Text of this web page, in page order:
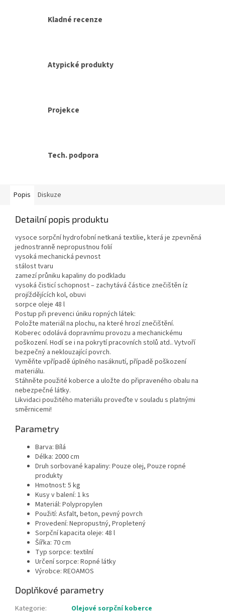
Kladné recenze
Atypické produkty
Projekce
Tech. podpora
Popis Diskuze
Detailní popis produktu
vysoce sorpční hydrofobní netkaná textilie, která je zpevněná
jednostranně nepropustnou folií
vysoká mechanická pevnost
stálost tvaru
zamezí průniku kapaliny do podkladu
vysoká čisticí schopnost – zachytává částice znečištěn íz
projíždějících kol, obuvi
sorpce oleje 48 l
Postup při prevenci úniku ropných látek:
Položte materiál na plochu, na které hrozí znečištění.
Koberec odolává dopravnímu provozu a mechanickému
poškození. Hodí se i na pokrytí pracovních stolů atd.. Vytvoří
bezpečný a neklouzající povrch.
Vyměňte vpřípadě úplného nasáknutí, případě poškození
materiálu.
Stáhněte použité koberce a uložte do připraveného obalu na
nebezpečné látky.
Likvidaci použitého materiálu proveďte v souladu s platnými
směrnicemi!
Parametry
Barva: Bílá
Délka: 2000 cm
Druh sorbované kapaliny: Pouze olej, Pouze ropné
produkty
Hmotnost: 5 kg
Kusy v balení: 1 ks
Materiál: Polypropylen
Použití: Asfalt, beton, pevný povrch
Provedení: Nepropustný, Propletený
Sorpční kapacita oleje: 48 l
Šířka: 70 cm
Typ sorpce: textilní
Určení sorpce: Ropné látky
Výrobce: REOAMOS
Doplňkové parametry
Kategorie:
Olejové sorpční koberce